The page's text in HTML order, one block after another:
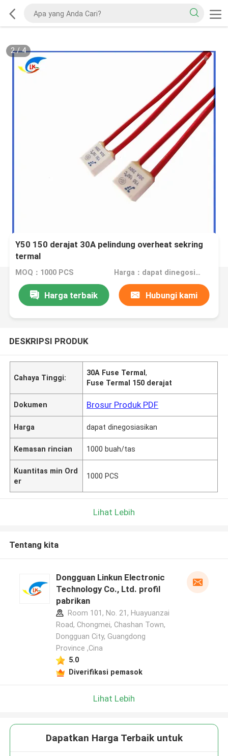
2/4
Y50 150 derajat 30A pelindung overheat sekring
termal
MOQ：1000 PCS Harga：dapat dinegosiasikan
Harga terbaik Hubungi kami
DESKRIPSI PRODUK
Cahaya Tinggi:
30A Fuse Termal,
Fuse Termal 150 derajat
Dokumen Brosur Produk PDF
Harga dapat dinegosiasikan
Kemasan rincian 1000 buah/tas
Kuantitas min Ord
er
1000 PCS
Lihat Lebih
Tentang kita
Dongguan Linkun Electronic
Technology Co., Ltd. profil
pabrikan
Room 101, No. 21, Huayuanzai
Road, Chongmei, Chashan Town,
Dongguan City, Guangdong
Province ,Cina
5.0
Diverifikasi pemasok
Lihat Lebih
Dapatkan Harga Terbaik untuk